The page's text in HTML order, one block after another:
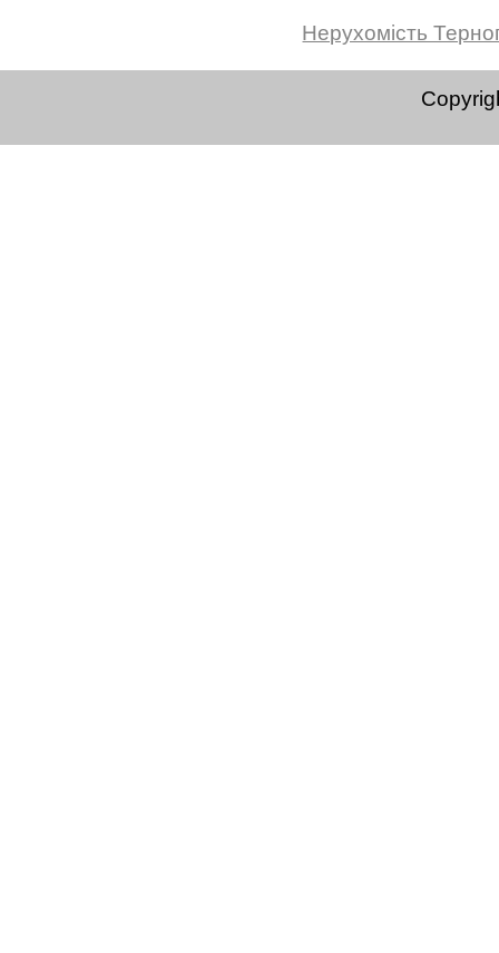
Нерухомість